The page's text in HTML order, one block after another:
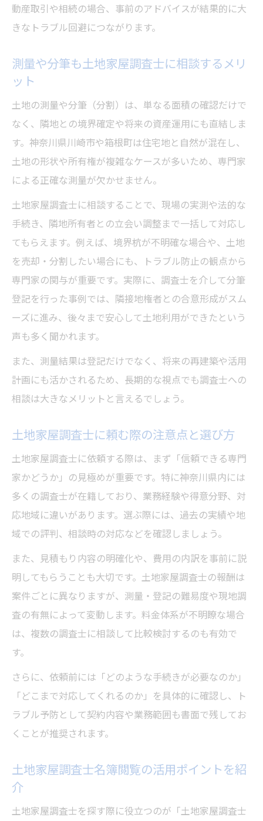
動産取引や相続の場合、事前のアドバイスが結果的に大
きなトラブル回避につながります。
測量や分筆も土地家屋調査士に相談するメリ
ット
土地の測量や分筆（分割）は、単なる面積の確認だけで
なく、隣地との境界確定や将来の資産運用にも直結しま
す。神奈川県川崎市や箱根町は住宅地と自然が混在し、
土地の形状や所有権が複雑なケースが多いため、専門家
による正確な測量が欠かせません。
土地家屋調査士に相談することで、現場の実測や法的な
手続き、隣地所有者との立会い調整まで一括して対応し
てもらえます。例えば、境界杭が不明確な場合や、土地
を売却・分割したい場合にも、トラブル防止の観点から
専門家の関与が重要です。実際に、調査士を介して分筆
登記を行った事例では、隣接地権者との合意形成がスム
ーズに進み、後々まで安心して土地利用ができたという
声も多く聞かれます。
また、測量結果は登記だけでなく、将来の再建築や活用
計画にも活かされるため、長期的な視点でも調査士への
相談は大きなメリットと言えるでしょう。
土地家屋調査士に頼む際の注意点と選び方
土地家屋調査士に依頼する際は、まず「信頼できる専門
家かどうか」の見極めが重要です。特に神奈川県内には
多くの調査士が在籍しており、業務経験や得意分野、対
応地域に違いがあります。選ぶ際には、過去の実績や地
域での評判、相談時の対応などを確認しましょう。
また、見積もり内容の明確化や、費用の内訳を事前に説
明してもらうことも大切です。土地家屋調査士の報酬は
案件ごとに異なりますが、測量・登記の難易度や現地調
査の有無によって変動します。料金体系が不明瞭な場合
は、複数の調査士に相談して比較検討するのも有効で
す。
さらに、依頼前には「どのような手続きが必要なのか」
「どこまで対応してくれるのか」を具体的に確認し、ト
ラブル予防として契約内容や業務範囲も書面で残してお
くことが推奨されます。
土地家屋調査士名簿閲覧の活用ポイントを紹
介
土地家屋調査士を探す際に役立つのが「土地家屋調査士